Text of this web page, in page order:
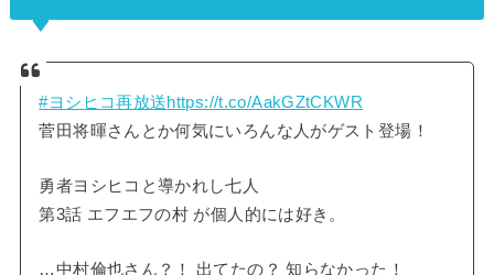
#ヨシヒコ再放送https://t.co/AakGZtCKWR
菅田将暉さんとか何気にいろんな人がゲスト登場！
勇者ヨシヒコと導かれし七人
第3話 エフエフの村 が個人的には好き。
…中村倫也さん？！ 出てたの？ 知らなかった！